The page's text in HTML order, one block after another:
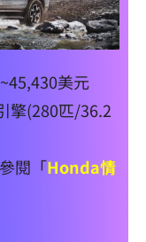
美元
擎(280匹/36.2
閱「Honda情